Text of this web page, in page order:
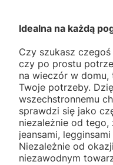
Idealna na każdą
Czy szukasz
czy po prostu
na wieczór w
Twoje potrzeby.
wszechstronnemu
sprawdzi się jako
niezależnie od
jeansami,
Niezależnie od
niezawodnym